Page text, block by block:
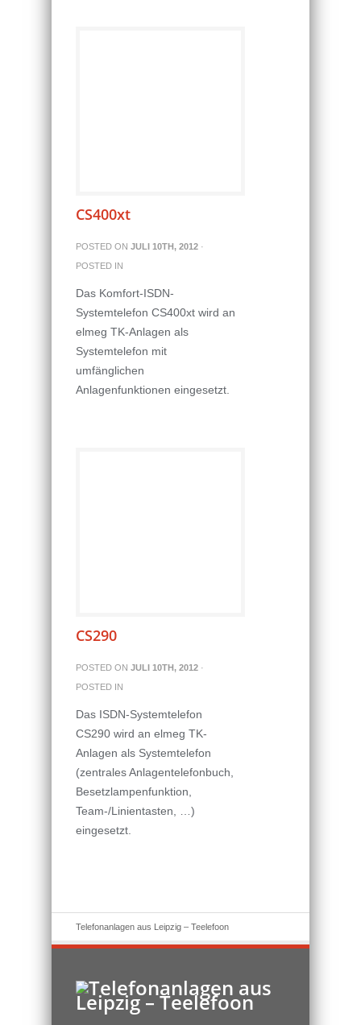
CS400xt
POSTED ON JULI 10TH, 2012 ·
POSTED IN
Das Komfort-ISDN-
Systemtelefon CS400xt wird an
elmeg TK-Anlagen als
Systemtelefon mit
umfänglichen
Anlagenfunktionen eingesetzt.
CS290
POSTED ON JULI 10TH, 2012 ·
POSTED IN
Das ISDN-Systemtelefon
CS290 wird an elmeg TK-
Anlagen als Systemtelefon
(zentrales Anlagentelefonbuch,
Besetzlampenfunktion,
Team-/Linientasten, …)
eingesetzt.
Telefonanlagen aus Leipzig – Teelefoon